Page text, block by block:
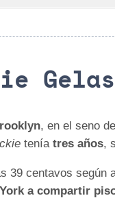
, en el seno
tenía tres años,
39 centavos según
a compartir